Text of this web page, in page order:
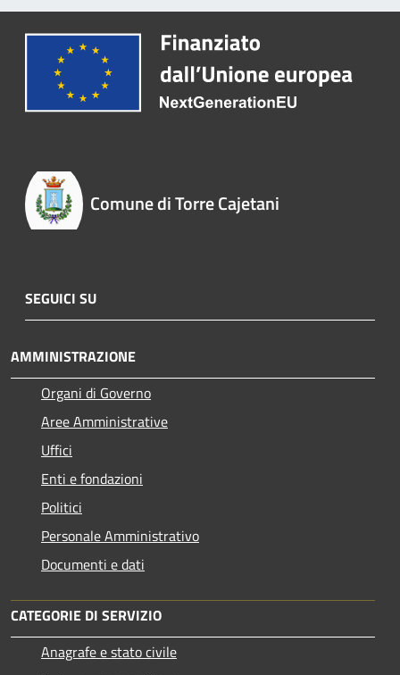
Comune di Torre Cajetani
SEGUICI SU
AMMINISTRAZIONE
Organi di Governo
Aree Amministrative
Uffici
Enti e fondazioni
Politici
Personale Amministrativo
Documenti e dati
CATEGORIE DI SERVIZIO
Anagrafe e stato civile